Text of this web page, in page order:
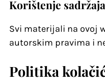
Korištenje sadržaja
Svi materijali na ovoj
autorskim pravima i
Politika